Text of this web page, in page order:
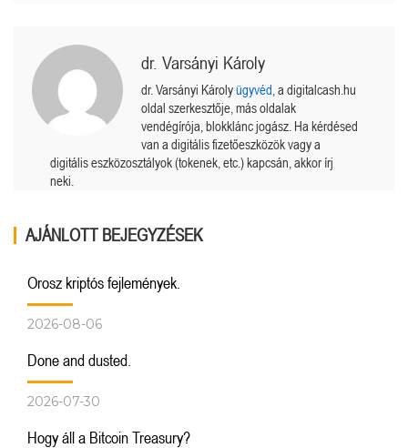
dr. Varsányi Károly
dr. Varsányi Károlyügyvéd , a digitalcash.hu
oldal szerkesztője, más oldalak
vendégírója, blokklánc jogász. Ha kérdésed
van a digitális fizetőeszközök vagy a
digitális eszközosztályok (tokenek, etc.) kapcsán, akkor írj
neki.
AJÁNLOTT BEJEGYZÉSEK
Orosz kriptós fejlemények.
2026-08-06
Done and dusted.
2026-07-30
Hogy áll a Bitcoin Treasury?